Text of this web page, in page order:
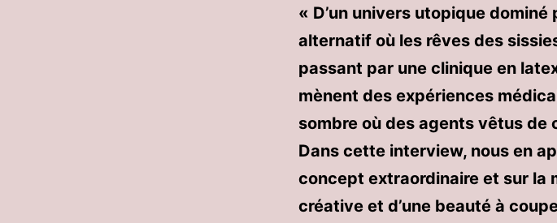
« D’un univers utopique
alternatif où les rêves des
passant par une clinique en
mènent des expériences
sombre où des agents vêtus de
Dans cette interview, nous en
concept extraordinaire et sur la
créative et d’une beauté à